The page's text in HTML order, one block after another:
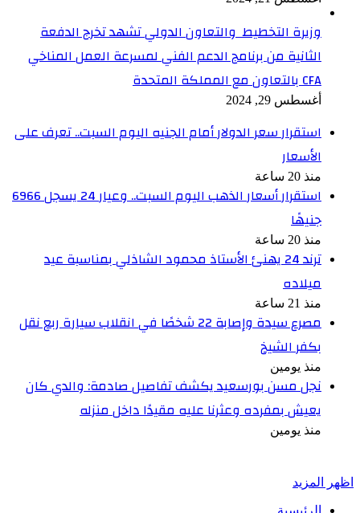
وزيرة التخطيط والتعاون الدولي تشهد تخرج الدفعة
الثانية من برنامج الدعم الفني لمسرعة العمل المناخي
CFA بالتعاون مع المملكة المتحدة
أغسطس 29, 2024
استقرار سعر الدولار أمام الجنيه اليوم السبت.. تعرف على
الأسعار
منذ 20 ساعة
استقرار أسعار الذهب اليوم السبت.. وعيار 24 يسجل 6966
جنيهًا
منذ 20 ساعة
ترند 24 يهنئ الأستاذ محمود الشاذلي بمناسبة عيد
ميلاده
منذ 21 ساعة
مصرع سيدة وإصابة 22 شخصًا في انقلاب سيارة ربع نقل
بكفر الشيخ
منذ يومين
نجل مسن بورسعيد يكشف تفاصيل صادمة: والدي كان
يعيش بمفرده وعثرنا عليه مقيدًا داخل منزله
منذ يومين
اظهر المزيد
الرئيسية